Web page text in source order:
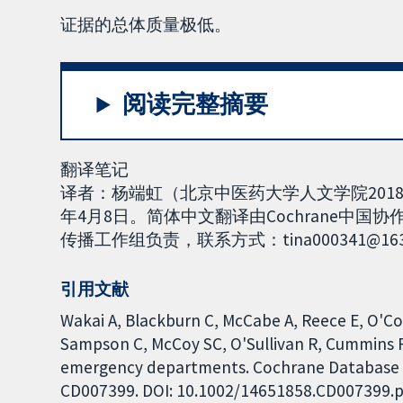
证据的总体质量极低。
阅读完整摘要
翻译笔记
译者：杨端虹（北京中医药大学人文学院
年4月8日。简体中文翻译由Cochrane中国
传播工作组负责，联系方式：
引用文献
Wakai A, Blackburn C, McCabe A, Reece E,
Sampson C, McCoy SC, O'Sullivan R,
emergency departments. Cochrane
CD007399. DOI: 10.1002/